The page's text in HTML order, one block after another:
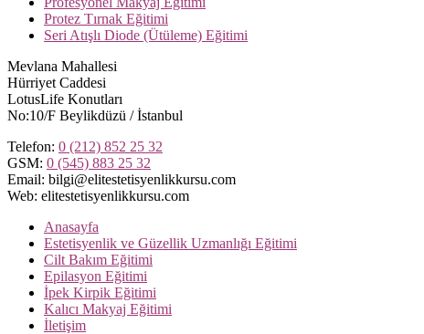
Protez Tırnak Eğitimi
Seri Atışlı Diode (Ütüleme) Eğitimi
Mevlana Mahallesi
Hürriyet Caddesi
LotusLife Konutları
No:10/F Beylikdüzü / İstanbul
Telefon: 0 (212) 852 25 32
GSM: 0 (545) 883 25 32
Email: bilgi@elitestetisyenlikkursu.com
Web: elitestetisyenlikkursu.com
Anasayfa
Estetisyenlik ve Güzellik Uzmanlığı Eğitimi
Cilt Bakım Eğitimi
Epilasyon Eğitimi
İpek Kirpik Eğitimi
Kalıcı Makyaj Eğitimi
İletişim